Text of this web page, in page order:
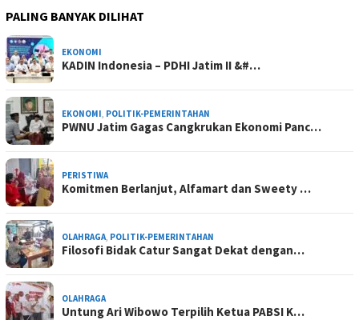
PALING BANYAK DILIHAT
EKONOMI
KADIN Indonesia – PDHI Jatim II &#…
EKONOMI POLITIK-PEMERINTAHAN
PWNU Jatim Gagas Cangkrukan Ekonomi Panc…
PERISTIWA
Komitmen Berlanjut, Alfamart dan Sweety …
OLAHRAGA POLITIK-PEMERINTAHAN
Filosofi Bidak Catur Sangat Dekat dengan…
OLAHRAGA
Untung Ari Wibowo Terpilih Ketua PABSI K…